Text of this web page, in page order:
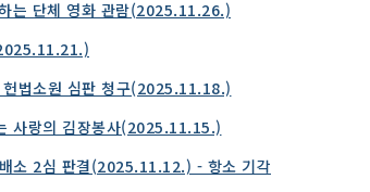
는 단체 영화 관람(2025.11.26.)
법소원 심판 청구(2025.11.18.)
사랑의 김장봉사(2025.11.15.)
소 2심 판결(2025.11.12.) - 항소 기각